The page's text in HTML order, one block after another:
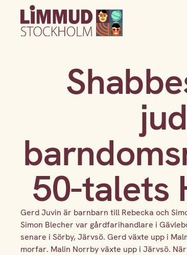
50-talets
Gerd Juvin är barnbarn till Rebecka och
Simon Blecher var gårdfarihandlare i
senare i Sörby, Järvsö. Gerd växte upp i
morfar. Malin Norrby växte upp i Järvsö.